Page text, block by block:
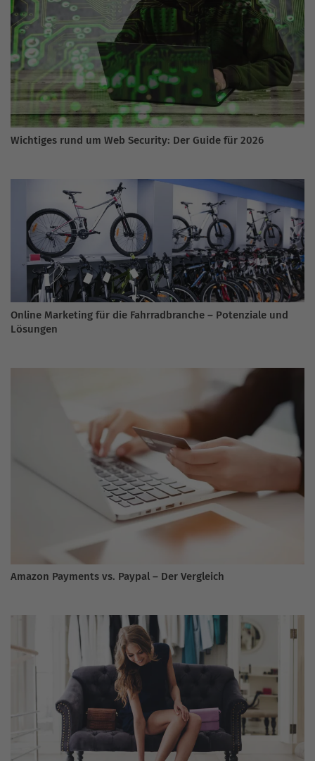
Wichtiges rund um Web Security: Der Guide für 2026
Online Marketing für die Fahrradbranche – Potenziale und
Lösungen
Amazon Payments vs. Paypal – Der Vergleich